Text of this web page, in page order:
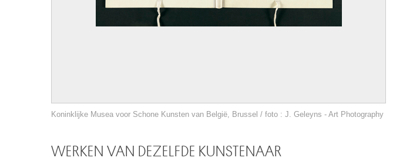
Koninklijke Musea voor Schone Kunsten van België, Brussel / foto : J. Geleyns - Art Photography
WERKEN VAN DEZELFDE KUNSTENAAR